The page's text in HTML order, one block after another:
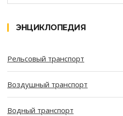
ЭНЦИКЛОПЕДИЯ
Рельсовый транспорт
Воздушный транспорт
Водный транспорт